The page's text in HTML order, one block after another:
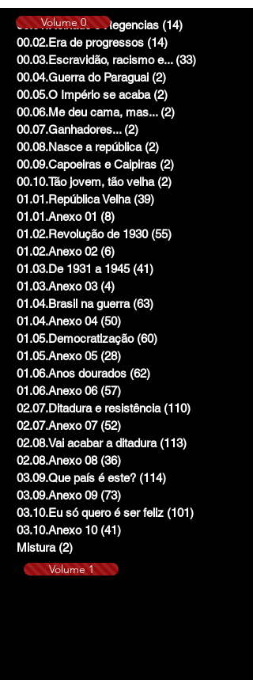
00.01.Reinado e Regencias (14)
00.02.Era de progressos (14)
00.03.Escravidão, racismo e... (33)
00.04.Guerra do Paraguai (2)
00.05.O Império se acaba (2)
00.06.Me deu cama, mas... (2)
00.07.Ganhadores... (2)
00.08.Nasce a república (2)
00.09.Capoeiras e Caipiras (2)
00.10.Tão jovem, tão velha (2)
01.01.República Velha (39)
01.01.Anexo 01 (8)
01.02.Revolução de 1930 (55)
01.02.Anexo 02 (6)
01.03.De 1931 a 1945 (41)
01.03.Anexo 03 (4)
01.04.Brasil na guerra (63)
01.04.Anexo 04 (50)
01.05.Democratização (60)
01.05.Anexo 05 (28)
01.06.Anos dourados (62)
01.06.Anexo 06 (57)
02.07.Ditadura e resistência (110)
02.07.Anexo 07 (52)
02.08.Vai acabar a ditadura (113)
02.08.Anexo 08 (36)
03.09.Que país é este? (114)
03.09.Anexo 09 (73)
03.10.Eu só quero é ser feliz (101)
03.10.Anexo 10 (41)
Mistura (2)
Volume 1
Volume 0